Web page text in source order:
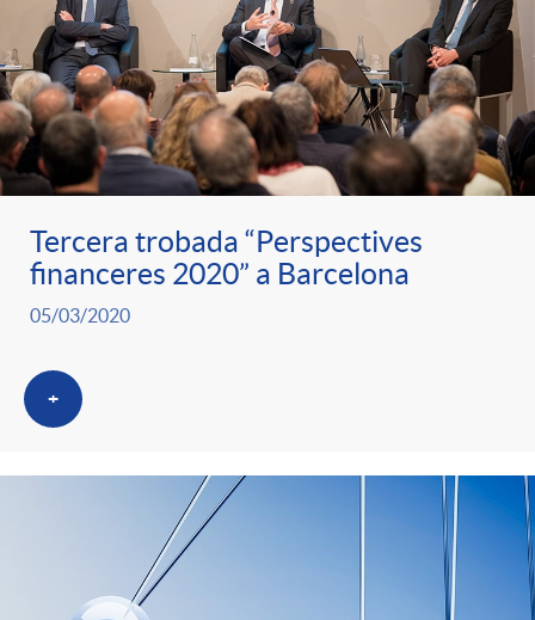
Tercera trobada “Perspectives
financeres 2020” a Barcelona
05/03/2020
+